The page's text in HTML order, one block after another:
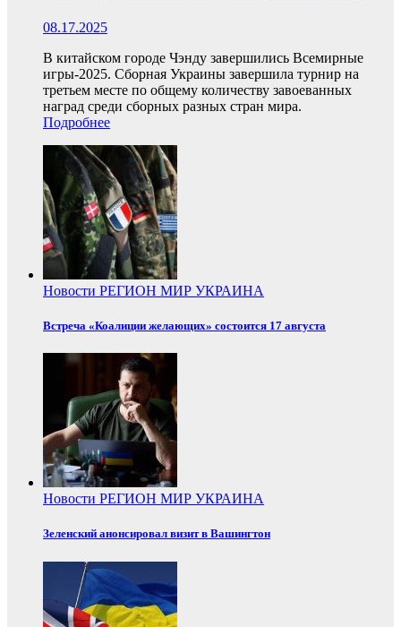
08.17.2025
В китайском городе Чэнду завершились Всемирные
игры-2025. Сборная Украины завершила турнир на
третьем месте по общему количеству завоеванных
наград среди сборных разных стран мира.
Подробнее
Новости РЕГИОН МИР УКРАИНА
Встреча «Коалиции желающих» состоится 17 августа
Новости РЕГИОН МИР УКРАИНА
Зеленский анонсировал визит в Вашингтон